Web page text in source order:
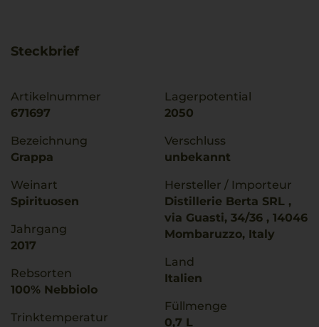
Steckbrief
Artikelnummer
671697
Bezeichnung
Grappa
Weinart
Spirituosen
Jahrgang
2017
Rebsorten
100% Nebbiolo
Trinktemperatur
Lagerpotential
2050
Verschluss
unbekannt
Hersteller / Importeur
Distillerie Berta SRL ,
via Guasti, 34/36 , 14046
Mombaruzzo, Italy
Land
Italien
Füllmenge
0,7 L